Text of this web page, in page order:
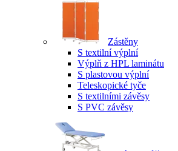
Zástěny
S textilní výplní
Výplň z HPL laminátu
S plastovou výplní
Teleskopické tyče
S textilními závěsy
S PVC závěsy